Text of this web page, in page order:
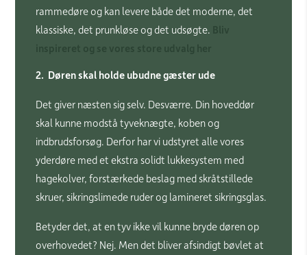
rammedøre og kan levere både det moderne, det
klassiske, det prunkløse og det udsøgte.
2. Døren skal holde ubudne gæster ude
Det giver næsten sig selv. Desværre. Din hoveddør
skal kunne modstå tyveknægte, koben og
indbrudsforsøg. Derfor har vi udstyret alle vores
yderdøre med et ekstra solidt lukkesystem med
hagekolver, forstærkede beslag med skråtstillede
skruer, sikringslimede ruder og lamineret sikringsglas.
Betyder det, at en tyv ikke vil kunne bryde døren op
overhovedet? Nej. Men det bliver afsindigt bøvlet at